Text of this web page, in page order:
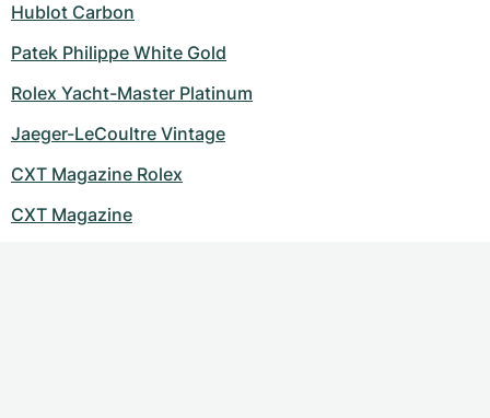
Hublot Carbon
Patek Philippe White Gold
Rolex Yacht-Master Platinum
Jaeger-LeCoultre Vintage
CXT Magazine Rolex
CXT Magazine